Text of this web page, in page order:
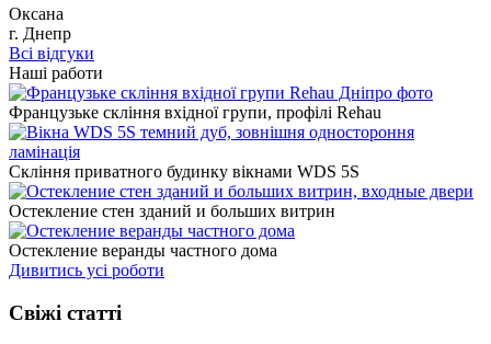
Оксана
г. Днепр
Всі відгуки
Наші работи
Французьке скління вхідної групи, профілі Rehau
Скління приватного будинку вікнами WDS 5S
Остекление стен зданий и больших витрин
Остекление веранды частного дома
Дивитись усі роботи
Свіжі статті